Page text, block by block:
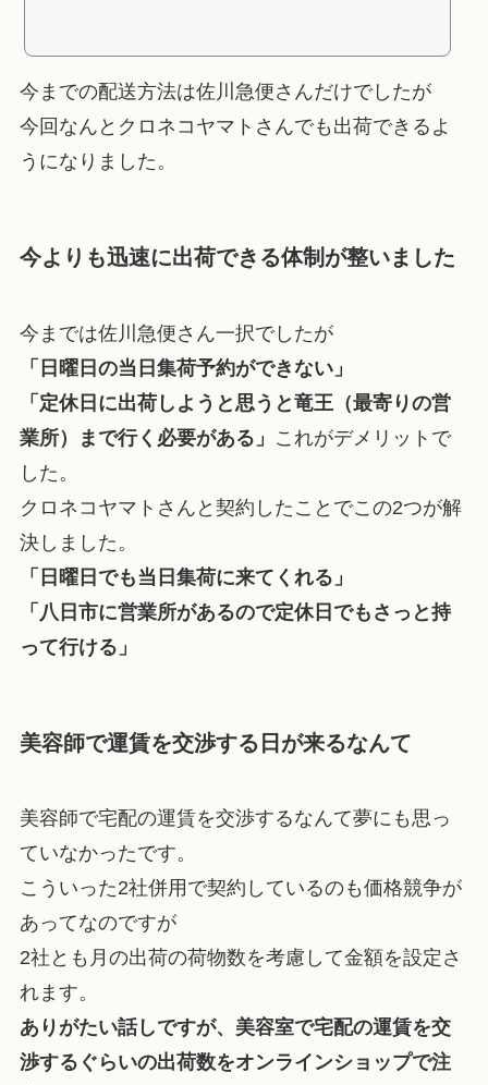
今までの配送方法は佐川急便さんだけでしたが
今回なんとクロネコヤマトさんでも出荷できるよ
うになりました。
今よりも迅速に出荷できる体制が整いました
今までは佐川急便さん一択でしたが
「日曜日の当日集荷予約ができない」
「定休日に出荷しようと思うと竜王（最寄りの営
業所）まで行く必要がある」 これがデメリットで
した。
クロネコヤマトさんと契約したことでこの2つが解
決しました。
「日曜日でも当日集荷に来てくれる」
「八日市に営業所があるので定休日でもさっと持
って行ける」
美容師で運賃を交渉する日が来るなんて
美容師で宅配の運賃を交渉するなんて夢にも思っ
ていなかったです。
こういった2社併用で契約しているのも価格競争が
あってなのですが
2社とも月の出荷の荷物数を考慮して金額を設定さ
れます。
ありがたい話しですが、美容室で宅配の運賃を交
渉するぐらいの出荷数をオンラインショップで注